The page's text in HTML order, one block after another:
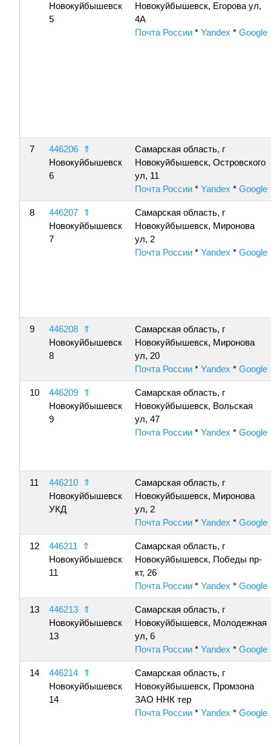
Новокуйбышевск
5
Новокуйбышевск, Егорова ул,
4А
Почта России * Yandex * Google
7 446206
⇑
Новокуйбышевск
6
Самарская область, г
Новокуйбышевск, Островского
ул, 11
Почта России * Yandex * Google
8 446207
⇑
Новокуйбышевск
7
Самарская область, г
Новокуйбышевск, Миронова
ул, 2
Почта России * Yandex * Google
9 446208
⇑
Новокуйбышевск
8
Самарская область, г
Новокуйбышевск, Миронова
ул, 20
Почта России * Yandex * Google
10 446209
⇑
Новокуйбышевск
9
Самарская область, г
Новокуйбышевск, Вольская
ул, 47
Почта России * Yandex * Google
11 446210
⇑
Новокуйбышевск
УКД
Самарская область, г
Новокуйбышевск, Миронова
ул, 2
Почта России * Yandex * Google
12 446211
⇑
Новокуйбышевск
11
Самарская область, г
Новокуйбышевск, Победы пр-
кт, 26
Почта России * Yandex * Google
13 446213
⇑
Новокуйбышевск
13
Самарская область, г
Новокуйбышевск, Молодежная
ул, 6
Почта России * Yandex * Google
14 446214
⇑
Новокуйбышевск
14
Самарская область, г
Новокуйбышевск, Промзона
ЗАО ННК тер
Почта России * Yandex * Google